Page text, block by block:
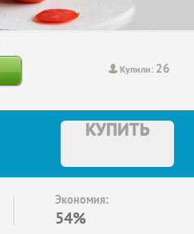
Купили: 26
КУПИТЬ
Экономия:
54%